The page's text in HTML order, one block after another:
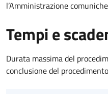
l’Amministrazione
Tempi e
Durata massima del
conclusione del